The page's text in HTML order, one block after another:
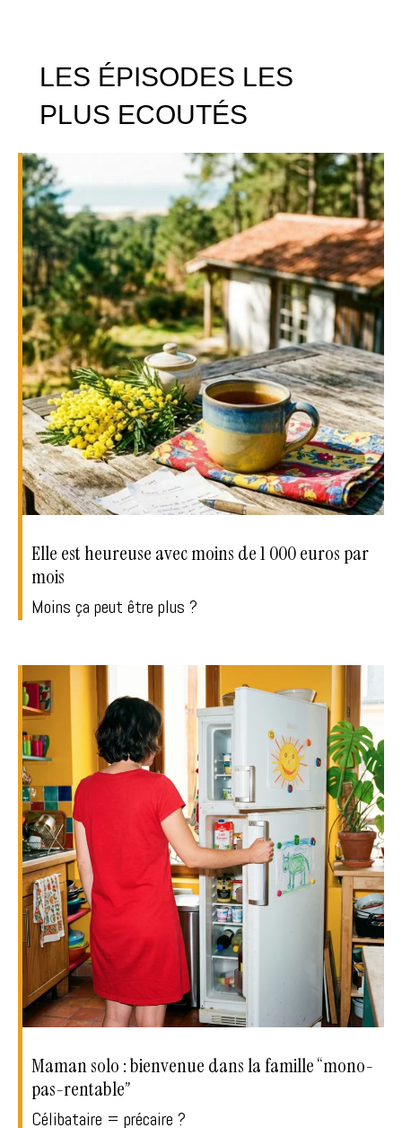
LES ÉPISODES LES
PLUS ECOUTÉS
Elle est heureuse avec moins de 1 000 euros par
mois
Moins ça peut être plus ?
Maman solo : bienvenue dans la famille “mono-
pas-rentable”
Célibataire = précaire ?